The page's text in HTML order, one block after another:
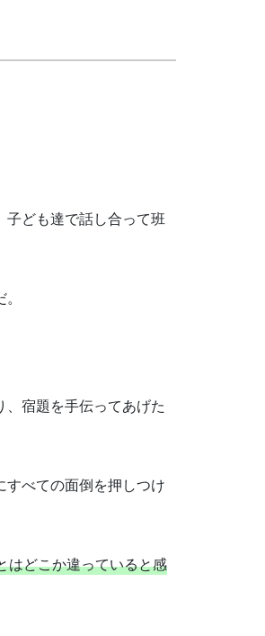
子ども達で話し合って班
宿題を手伝ってあげた
べての面倒を押しつけ
はどこか違っていると感